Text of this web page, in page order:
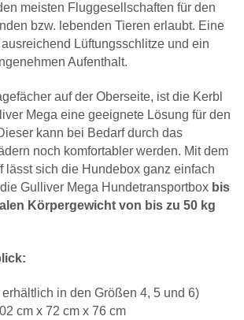
meisten Fluggesellschaften für den
bzw. lebenden Tieren erlaubt. Eine
Lüftungsschlitze und ein
Aufenthalt.
auf der Oberseite, ist die Kerbl
Mega eine geeignete Lösung für den
kann bei Bedarf durch das
noch komfortabler werden. Mit dem
lässt sich die Hundebox ganz einfach
Gulliver Mega Hundetransportbox bis
Körpergewicht von bis zu 50 kg
in den Größen 4, 5 und 6)
cm x 72 cm x 76 cm